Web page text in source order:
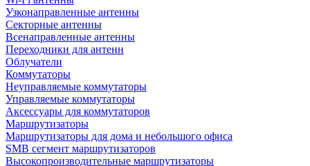
Узконаправленные антенны
Секторные антенны
Всенаправленные антенны
Переходники для антенн
Облучатели
Коммутаторы
Неуправляемые коммутаторы
Управляемые коммутаторы
Аксессуары для коммутаторов
Маршрутизаторы
Маршрутизаторы для дома и небольшого офиса
SMB сегмент маршрутизаторов
Высокопроизводительные маршрутизаторы